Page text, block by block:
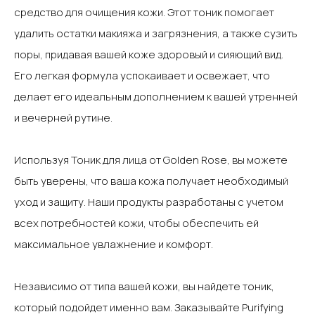
средство для очищения кожи. Этот тоник помогает
удалить остатки макияжа и загрязнения, а также сузить
поры, придавая вашей коже здоровый и сияющий вид.
Его легкая формула успокаивает и освежает, что
делает его идеальным дополнением к вашей утренней
и вечерней рутине.‍
Используя Тоник для лица от Golden Rose, вы можете
быть уверены, что ваша кожа получает необходимый
уход и защиту. Наши продукты разработаны с учетом
всех потребностей кожи, чтобы обеспечить ей
максимальное увлажнение и комфорт. ‍
Независимо от типа вашей кожи, вы найдете тоник,
который подойдет именно вам. Заказывайте Purifying